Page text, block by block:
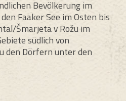
Bevölkerung im
Faaker See im Osten bis
Šmarjeta v Rožu im
südlich von
den Dörfern unter den